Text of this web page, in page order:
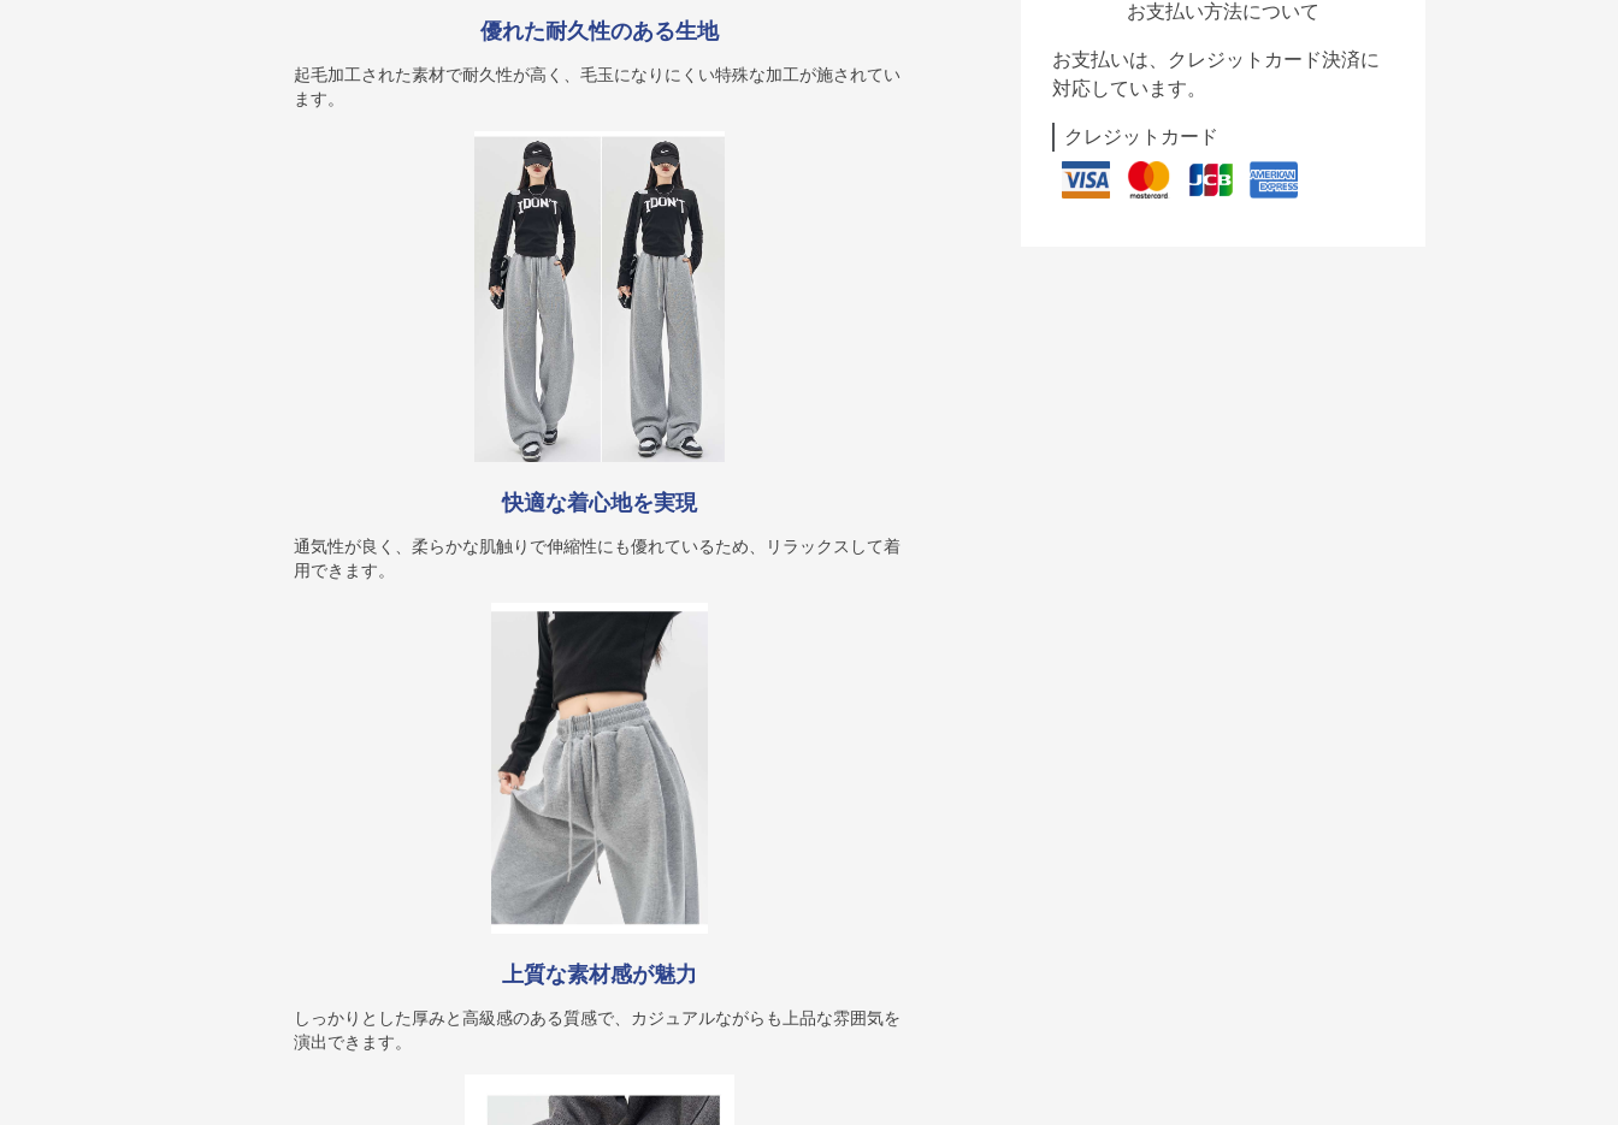
優れた耐久性のある生地
起毛加工された素材で耐久性が高く、毛玉になりにくい特殊な加工が施されてい
ます。
快適な着心地を実現
通気性が良く、柔らかな肌触りで伸縮性にも優れているため、リラックスして着
用できます。
上質な素材感が魅力
しっかりとした厚みと高級感のある質感で、カジュアルながらも上品な雰囲気を
演出できます。
お支払い方法について
お支払いは、クレジットカード決済に
対応しています。
クレジットカード